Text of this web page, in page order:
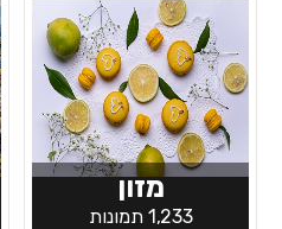
מזון
1,233 תמונות